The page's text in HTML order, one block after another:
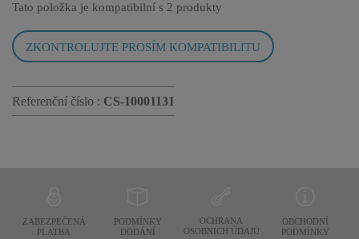
Tato položka je kompatibilní s 2 produkty
ZKONTROLUJTE PROSÍM KOMPATIBILITU
Referenční číslo : CS-10001131
ZABEZPEČENÁ
PLATBA
PODMÍNKY
DODÁNÍ
OCHRANA
OSOBNICH ÚDAJÙ
OBCHODNÍ
PODMÍNKY